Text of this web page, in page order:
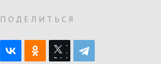
ПОДЕЛИТЬСЯ